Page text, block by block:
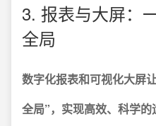
3. 报表与大屏：
全局
数字化报表和可视化大屏
全局”，实现高效、科学的